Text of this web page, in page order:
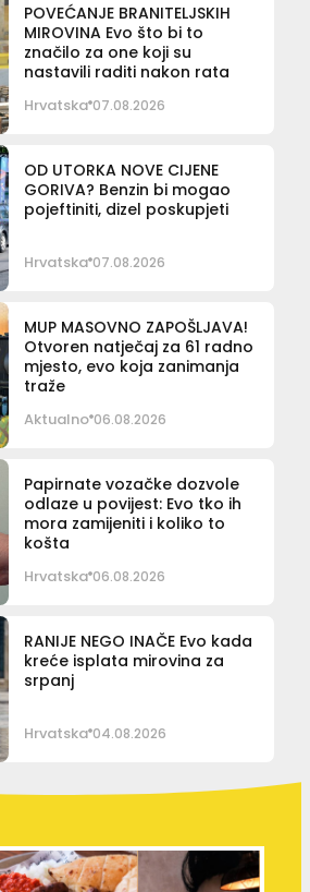
POVEĆANJE BRANITELJSKIH
MIROVINA Evo što bi to
značilo za one koji su
nastavili raditi nakon rata
Hrvatska 07.08.2026
OD UTORKA NOVE CIJENE
GORIVA? Benzin bi mogao
pojeftiniti, dizel poskupjeti
Hrvatska 07.08.2026
MUP MASOVNO ZAPOŠLJAVA!
Otvoren natječaj za 61 radno
mjesto, evo koja zanimanja
traže
Aktualno 06.08.2026
Papirnate vozačke dozvole
odlaze u povijest: Evo tko ih
mora zamijeniti i koliko to
košta
Hrvatska 06.08.2026
RANIJE NEGO INAČE Evo kada
kreće isplata mirovina za
srpanj
Hrvatska 04.08.2026